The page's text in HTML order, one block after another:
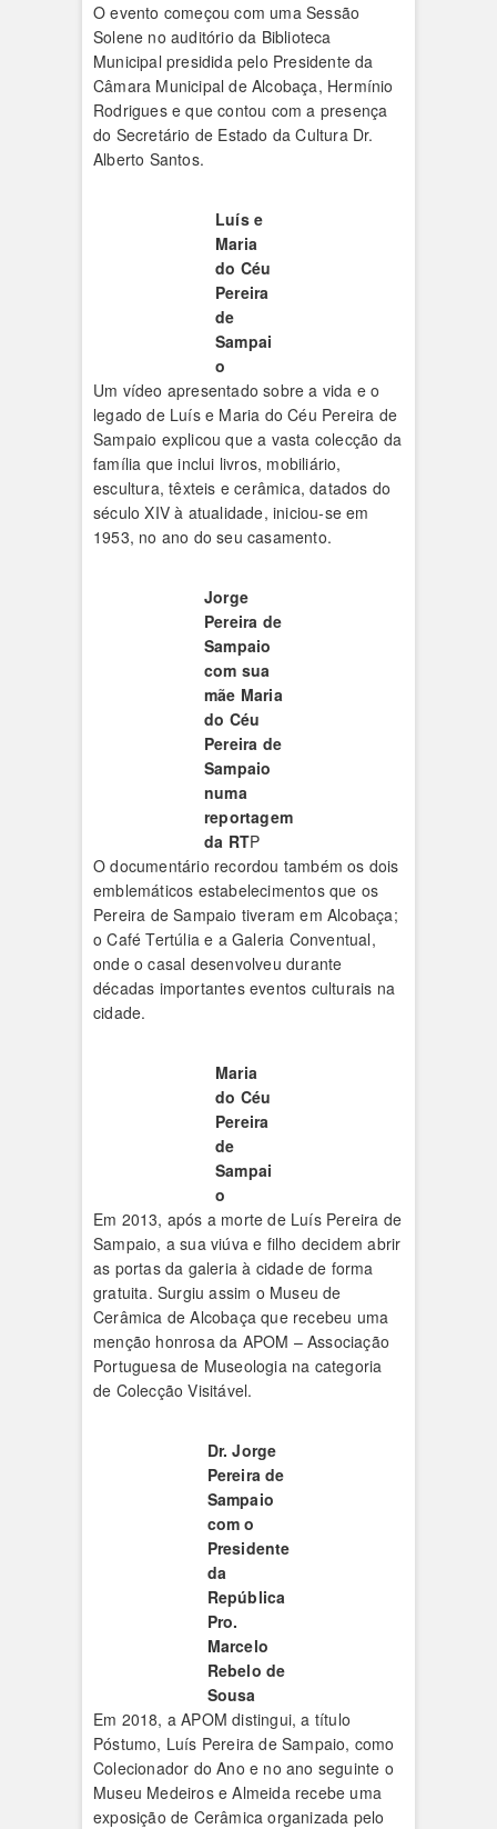
O evento começou com uma Sessão
Solene no auditório da Biblioteca
Municipal presidida pelo Presidente da
Câmara Municipal de Alcobaça, Hermínio
Rodrigues e que contou com a presença
do Secretário de Estado da Cultura Dr.
Alberto Santos.
Luís e
Maria
do Céu
Pereira
de
Sampai
o
Um vídeo apresentado sobre a vida e o
legado de Luís e Maria do Céu Pereira de
Sampaio explicou que a vasta colecção da
família que inclui livros, mobiliário,
escultura, têxteis e cerâmica, datados do
século XIV à atualidade, iniciou-se em
1953, no ano do seu casamento.
Jorge
Pereira de
Sampaio
com sua
mãe Maria
do Céu
Pereira de
Sampaio
numa
reportagem
da RTP
O documentário recordou também os dois
emblemáticos estabelecimentos que os
Pereira de Sampaio tiveram em Alcobaça;
o Café Tertúlia e a Galeria Conventual,
onde o casal desenvolveu durante
décadas importantes eventos culturais na
cidade.
Maria
do Céu
Pereira
de
Sampai
o
Em 2013, após a morte de Luís Pereira de
Sampaio, a sua viúva e filho decidem abrir
as portas da galeria à cidade de forma
gratuita. Surgiu assim o Museu de
Cerâmica de Alcobaça que recebeu uma
menção honrosa da APOM – Associação
Portuguesa de Museologia na categoria
de Colecção Visitável.
Dr. Jorge
Pereira de
Sampaio
com o
Presidente
da
República
Pro.
Marcelo
Rebelo de
Sousa
Em 2018, a APOM distingui, a título
Póstumo, Luís Pereira de Sampaio, como
Colecionador do Ano e no ano seguinte o
Museu Medeiros e Almeida recebe uma
exposição de Cerâmica organizada pelo